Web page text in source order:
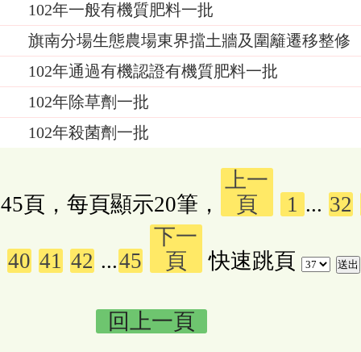
102年一般有機質肥料一批
旗南分場生態農場東界擋土牆及圍籬遷移整修
102年通過有機認證有機質肥料一批
102年除草劑一批
102年殺菌劑一批
45頁，每頁顯示20筆，
上一
頁
1 ... 32
40 41 42 ...45
下一
頁
快速跳頁
回上一頁